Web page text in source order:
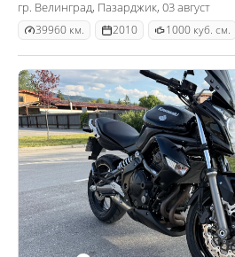
гр. Велинград, Пазарджик, 03 август
39960 км. 2010 1000 куб. см.